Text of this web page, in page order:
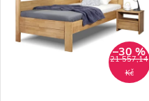
n
Abecedně
p
21 557,14
Kč
–30 %